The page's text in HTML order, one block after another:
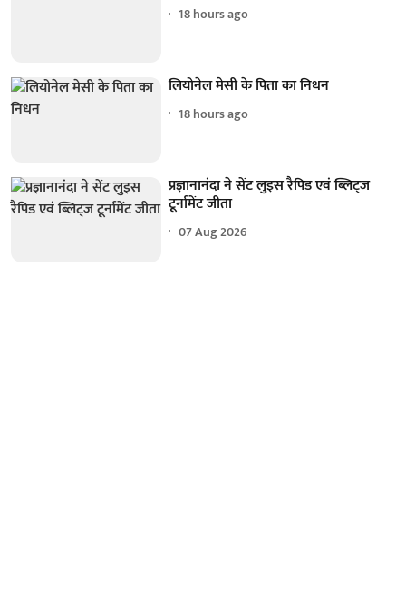
18 hours ago
लियोनेल मेसी के पिता का निधन
18 hours ago
प्रज्ञानानंदा ने सेंट लुइस रैपिड एवं ब्लिट्ज
टूर्नामेंट जीता
07 Aug 2026